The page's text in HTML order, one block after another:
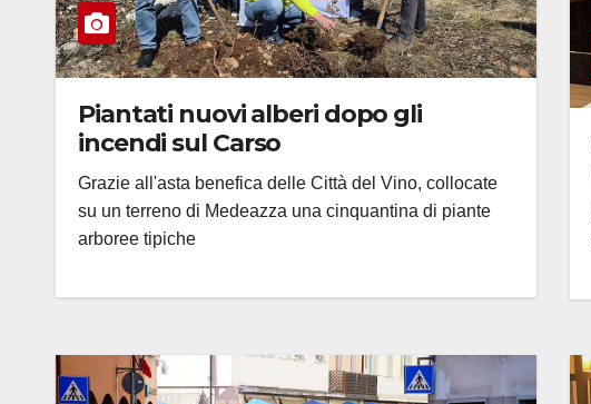
Piantati nuovi alberi dopo gli
incendi sul Carso
Grazie all'asta benefica delle Città del Vino, collocate
su un terreno di Medeazza una cinquantina di piante
arboree tipiche